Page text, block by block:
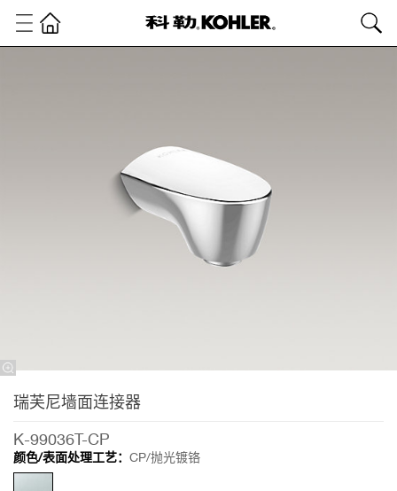
面
瑞芙尼墙面连接器
K-99036T-CP
颜色/表面处理工艺： CP/抛光镀铬